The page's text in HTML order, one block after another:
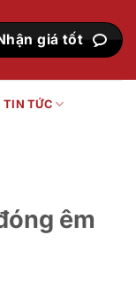
giá tốt
TIN TỨC
êm